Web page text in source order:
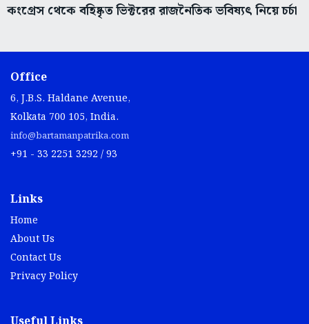
কংগ্রেস থেকে বহিষ্কৃত ভিক্টরের রাজনৈতিক ভবিষ্যৎ নিয়ে চর্চা
Office
6, J.B.S. Haldane Avenue,
Kolkata 700 105, India.
info@bartamanpatrika.com
+91 - 33 2251 3292 / 93
Links
Home
About Us
Contact Us
Privacy Policy